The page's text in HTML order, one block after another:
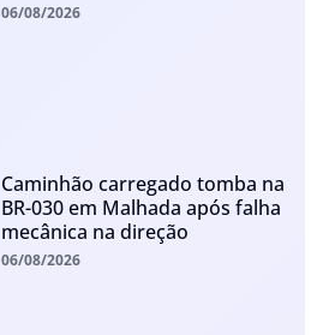
06/08/2026
Caminhão carregado tomba na
BR-030 em Malhada após falha
mecânica na direção
06/08/2026